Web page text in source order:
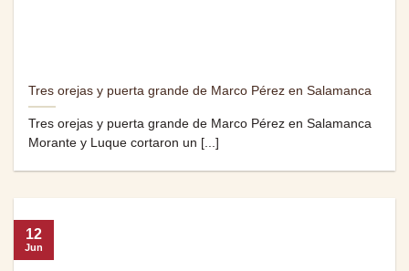
Tres orejas y puerta grande de Marco Pérez en Salamanca
Tres orejas y puerta grande de Marco Pérez en Salamanca
Morante y Luque cortaron un [...]
12
Jun